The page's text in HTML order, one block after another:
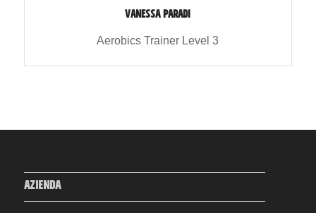
VANESSA PARADI
Aerobics Trainer Level 3
AZIENDA